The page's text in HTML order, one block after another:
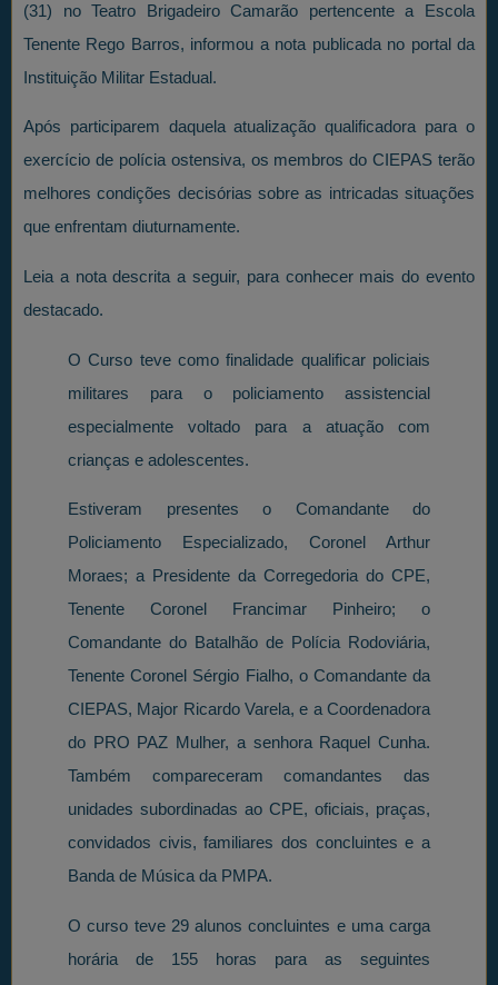
(31) no Teatro Brigadeiro Camarão pertencente a Escola
Tenente Rego Barros, informou a nota publicada no portal da
Instituição Militar Estadual.
Após participarem daquela atualização qualificadora para o
exercício de polícia ostensiva, os membros do CIEPAS terão
melhores condições decisórias sobre as intricadas situações
que enfrentam diuturnamente.
Leia a nota descrita a seguir, para conhecer mais do evento
destacado.
O Curso teve como finalidade qualificar policiais
militares para o policiamento assistencial
especialmente voltado para a atuação com
crianças e adolescentes.
Estiveram presentes o Comandante do
Policiamento Especializado, Coronel Arthur
Moraes; a Presidente da Corregedoria do CPE,
Tenente Coronel Francimar Pinheiro; o
Comandante do Batalhão de Polícia Rodoviária,
Tenente Coronel Sérgio Fialho, o Comandante da
CIEPAS, Major Ricardo Varela, e a Coordenadora
do PRO PAZ Mulher, a senhora Raquel Cunha.
Também compareceram comandantes das
unidades subordinadas ao CPE, oficiais, praças,
convidados civis, familiares dos concluintes e a
Banda de Música da PMPA.
O curso teve 29 alunos concluintes e uma carga
horária de 155 horas para as seguintes